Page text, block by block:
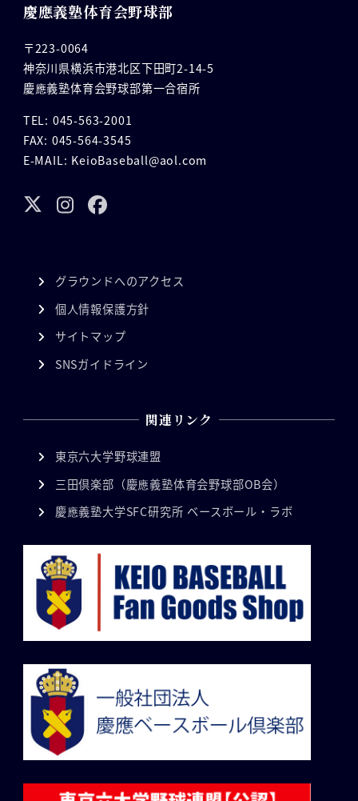
慶應義塾体育会野球部
〒223-0064
神奈川県横浜市港北区下田町2-14-5
慶應義塾体育会野球部第一合宿所
TEL: 045-563-2001
FAX: 045-564-3545
E-MAIL: KeioBaseball@aol.com
グラウンドへのアクセス
個人情報保護方針
サイトマップ
SNSガイドライン
関連リンク
東京六大学野球連盟
三田倶楽部（慶應義塾体育会野球部OB会）
慶應義塾大学SFC研究所 ベースボール・ラボ